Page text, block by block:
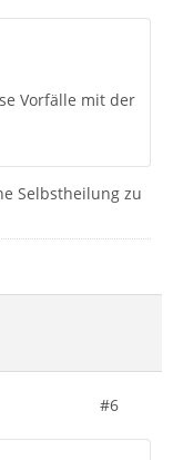
Vorfälle mit der
Selbstheilung zu
#6